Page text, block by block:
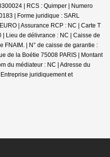
| RCS : Quimper | Numero
| Forme juridique : SARL
| Assurance RCP : NC | Carte T
Lieu de délivrance : NC | Caisse de
FNAIM. | N° de caisse de garantie :
de la Boétie 75008 PARIS | Montant
du médiateur : NC | Adresse du
Entreprise juridiquement et